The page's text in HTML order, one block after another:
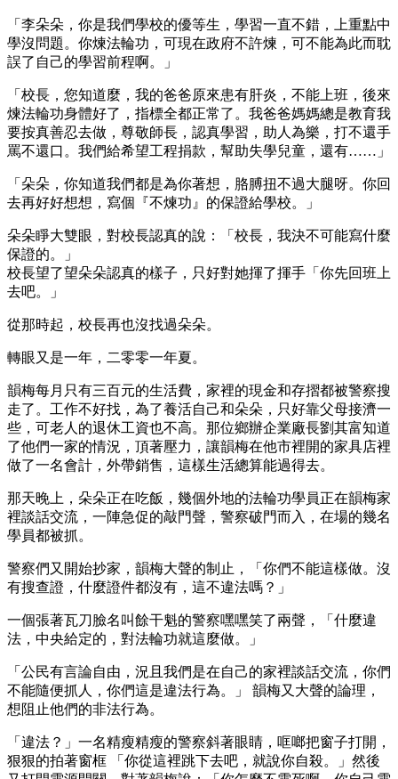
「李朵朵，你是我們學校的優等生，學習一直不錯，上重點中
學沒問題。你煉法輪功，可現在政府不許煉，可不能為此而耽
誤了自己的學習前程啊。」
「校長，您知道麼，我的爸爸原來患有肝炎，不能上班，後來
煉法輪功身體好了，指標全都正常了。我爸爸媽媽總是教育我
要按真善忍去做，尊敬師長，認真學習，助人為樂，打不還手
罵不還口。我們給希望工程捐款，幫助失學兒童，還有……」
「朵朵，你知道我們都是為你著想，胳膊扭不過大腿呀。你回
去再好好想想，寫個『不煉功』的保證給學校。」
朵朵睜大雙眼，對校長認真的說：「校長，我決不可能寫什麼
保證的。」
校長望了望朵朵認真的樣子，只好對她揮了揮手「你先回班上
去吧。」
從那時起，校長再也沒找過朵朵。
轉眼又是一年，二零零一年夏。
韻梅每月只有三百元的生活費，家裡的現金和存摺都被警察搜
走了。工作不好找，為了養活自己和朵朵，只好靠父母接濟一
些，可老人的退休工資也不高。那位鄉辦企業廠長劉其富知道
了他們一家的情況，頂著壓力，讓韻梅在他市裡開的家具店裡
做了一名會計，外帶銷售，這樣生活總算能過得去。
那天晚上，朵朵正在吃飯，幾個外地的法輪功學員正在韻梅家
裡談話交流，一陣急促的敲門聲，警察破門而入，在場的幾名
學員都被抓。
警察們又開始抄家，韻梅大聲的制止，「你們不能這樣做。沒
有搜查證，什麼證件都沒有，這不違法嗎？」
一個張著瓦刀臉名叫餘干魁的警察嘿嘿笑了兩聲，「什麼違
法，中央給定的，對法輪功就這麼做。」
「公民有言論自由，況且我們是在自己的家裡談話交流，你們
不能隨便抓人，你們這是違法行為。」 韻梅又大聲的論理，
想阻止他們的非法行為。
「違法？」一名精瘦精瘦的警察斜著眼睛，哐啷把窗子打開，
狠狠的拍著窗框 「你從這裡跳下去吧，就說你自殺。」然後